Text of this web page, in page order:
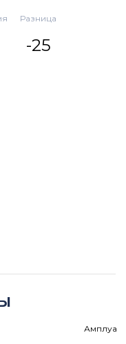
Разница
-25
Амплуа